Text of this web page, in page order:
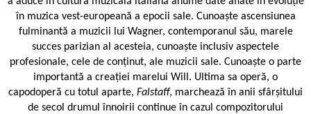
în muzica vest-europeană a epocii sale. Cunoaște ascensiunea
fulminantă a muzicii lui Wagner, contemporanul său, marele
succes parizian al acesteia, cunoaște inclusiv aspectele
profesionale, cele de conținut, ale muzicii sale. Cunoaște o parte
importantă a creației marelui Will. Ultima sa operă, o
capodoperă cu totul aparte, Falstaff, marchează în anii sfârșitului
de secol drumul înnoirii continue în cazul compozitorului